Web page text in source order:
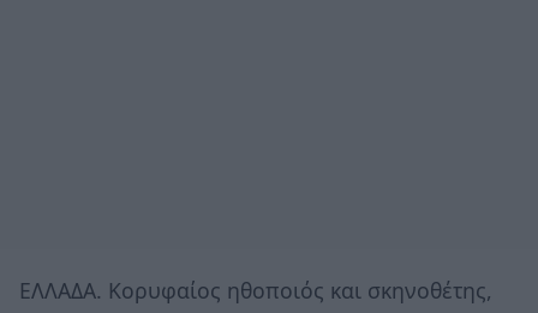
ΕΛΛΑΔΑ. Κορυφαίος ηθοποιός και σκηνοθέτης,